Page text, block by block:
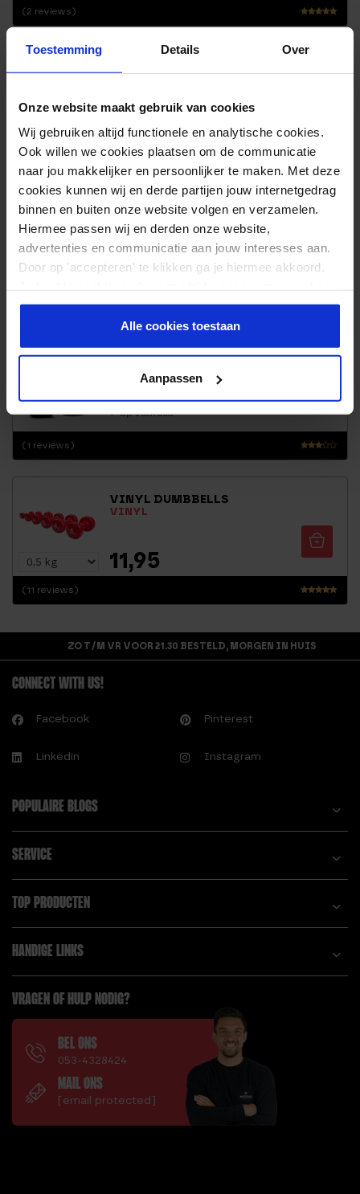
Toestemming Details Over
Onze website maakt gebruik van cookies
Wij gebruiken altijd functionele en analytische cookies.
Ook willen we cookies plaatsen om de communicatie
naar jou makkelijker en persoonlijker te maken. Met deze
cookies kunnen wij en derde partijen jouw internetgedrag
binnen en buiten onze website volgen en verzamelen.
Hiermee passen wij en derden onze website,
advertenties en communicatie aan jouw interesses aan.
Door op 'accepteren' te klikken ga je hiermee akkoord.
er meer over in onsprivacy beleid.
Alle cookies toestaan
Aanpassen
Waarderin
5.00
(2 reviews)
RUBBER
116,95
HEXA DUMBBELL 17,5 KG
RUBBER
129,95
Op voorraad
HEXA DUMBBELL 20 KG
Waar
(1 reviews)
157,95
Op voorraad
VINYL DUMBBELLS
VINYL
Waarderi
uit 5
(11 reviews)
11,95
ZO T/M VR VOOR 21.30 BESTELD, MORGEN IN HUIS
CONNECT WITH US!
Facebook Pinterest
Linkedin Instagram
POPULAIRE BLOGS
SERVICE
TOP PRODUCTEN
HANDIGE LINKS
VRAGEN OF HULP NODIG?
BEL ONS
053-4328424
MAIL ONS
[email protected]